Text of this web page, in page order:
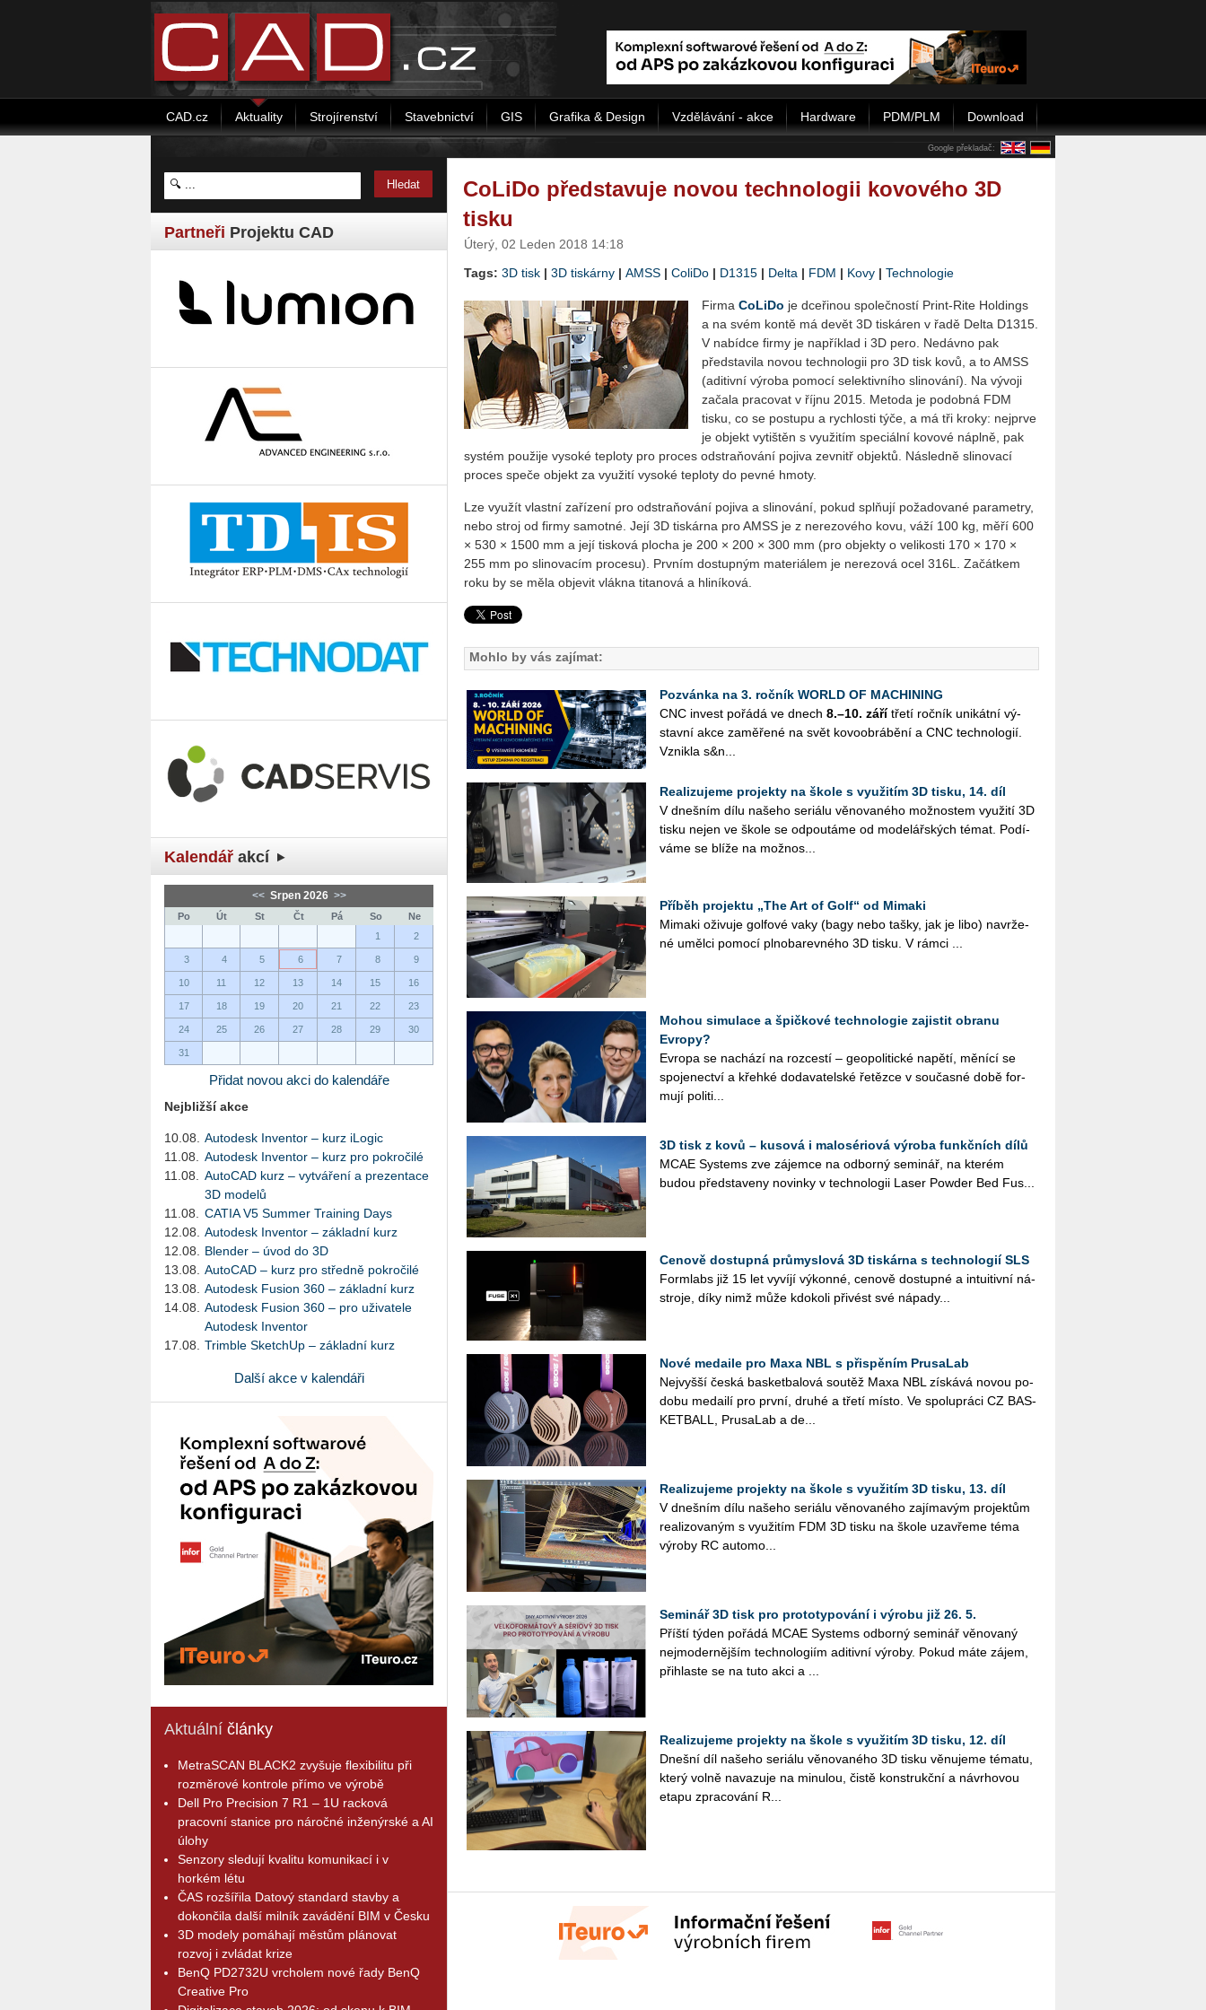
CAD.cz Aktuality Strojírenství Stavebnictví GIS Grafika & Design Vzdělávání - akce Hardware PDM/PLM Download
Google překladač:
Partneři Projektu CAD
Kalendář akcí
<< Srpen 2026 >>
Po Út St Čt Pá So
Ne
1
2
3 4 5 6 7 8 9
10 11 12 13 14 15 16
17 18 19 20 21 22 23
24 25 26 27 28 29 30
31
Přidat novou akci do kalendáře
Nejbližší akce
10.08.
Autodesk Inventor – kurz iLogic
11.08.
Autodesk Inventor – kurz pro pokročilé
11.08.
AutoCAD kurz – vytváření a prezentace
3D modelů
11.08.
CATIA V5 Summer Training Days
12.08.
Autodesk Inventor – základní kurz
12.08.
Blender – úvod do 3D
13.08.
AutoCAD – kurz pro středně pokročilé
13.08.
Autodesk Fusion 360 – základní kurz
14.08.
Autodesk Fusion 360 – pro uživatele
Autodesk Inventor
17.08.
Trimble SketchUp – základní kurz
Další akce v kalendáři
Aktuální články
MetraSCAN BLACK2 zvyšuje flexibilitu při
rozměrové kontrole přímo ve výrobě
Dell Pro Precision 7 R1 – 1U racková
pracovní stanice pro náročné inženýrské a AI
úlohy
Senzory sledují kvalitu komunikací i v
horkém létu
ČAS rozšířila Datový standard stavby a
dokončila další milník zavádění BIM v Česku
3D modely pomáhají městům plánovat
rozvoj i zvládat krize
BenQ PD2732U vrcholem nové řady BenQ
Creative Pro
CoLiDo představuje novou technologii kovového 3D
tisku
Úterý, 02 Leden 2018 14:18
Tags: 3D tisk | 3D tiskárny | AMSS | ColiDo | D1315 | Delta | FDM | Kovy | Technologie
Firma CoLiDo je dceřinou společností Print-Rite Holdings
a na svém kontě má devět 3D tiskáren v řadě Delta D1315.
V nabídce firmy je například i 3D pero. Nedávno pak
představila novou technologii pro 3D tisk kovů, a to AMSS
(aditivní výroba pomocí selektivního slinování). Na vývoji
začala pracovat v říjnu 2015. Metoda je podobná FDM
tisku, co se postupu a rychlosti týče, a má tři kroky: nejprve
je objekt vytištěn s využitím speciální kovové náplně, pak
systém použije vysoké teploty pro proces odstraňování pojiva zevnitř objektů. Následně slinovací
proces speče objekt za využití vysoké teploty do pevné hmoty.
Lze využít vlastní zařízení pro odstraňování pojiva a slinování, pokud splňují požadované parametry,
nebo stroj od firmy samotné. Její 3D tiskárna pro AMSS je z nerezového kovu, váží 100 kg, měří 600
× 530 × 1500 mm a její tisková plocha je 200 × 200 × 300 mm (pro objekty o velikosti 170 × 170 ×
255 mm po slinovacím procesu). Prvním dostupným materiálem je nerezová ocel 316L. Začátkem
roku by se měla objevit vlákna titanová a hliníková.
Mohlo by vás zajímat:
Pozvánka na 3. ročník WORLD OF MACHINING
CNC in­vest po­řá­dá ve dnech 8.–10. zářítřetí roč­ník uni­kát­ní vý­
stav­ní akce za­mě­ře­né na svět ko­vo­ob­rá­bě­ní a CNC tech­no­lo­gií.
Vznik­la s&n...
Realizujeme projekty na škole s využitím 3D tisku, 14. díl
V dneš­ním dílu na­še­ho se­ri­á­lu vě­no­va­né­ho mož­nos­tem vy­u­ži­tí 3D
tisku nejen ve škole se od­pou­tá­me od mo­de­lář­ských témat. Po­dí­
vá­me se blíže na mož­nos­...
Příběh projektu „The Art of Golf“ od Mimaki
Mi­ma­ki oži­vu­je gol­fo­vé vaky (bagy nebo tašky, jak je libo) na­vr­že­
né uměl­ci po­mo­cí pl­no­ba­rev­né­ho 3D tisku. V rámci ...
Mohou simulace a špičkové technologie zajistit obranu
Evropy?
Ev­ro­pa se na­chá­zí na roz­ces­tí – ge­o­po­li­tic­ké na­pě­tí, mě­ní­cí se
spo­je­nec­tví a křeh­ké do­da­va­tel­ské ře­těz­ce v sou­čas­né době for­
mu­jí po­li­ti­...
3D tisk z kovů – kusová i malosériová výroba funkčních dílů
MCAE Sys­tems zve zá­jem­ce na od­bor­ný se­mi­nář, na kte­rém
budou před­sta­ve­ny no­vin­ky v tech­no­lo­gii Laser Pow­der Bed Fus...
Cenově dostupná průmyslová 3D tiskárna s technologií SLS
Form­labs již 15 let vy­ví­jí vý­kon­né, ce­no­vě do­stup­né a in­tu­i­tiv­ní ná­
stro­je, díky nimž může kdo­ko­li při­vést své ná­pa­dy...
Nové medaile pro Maxa NBL s přispěním PrusaLab
Nej­vyš­ší česká bas­ket­ba­lo­vá sou­těž Maxa NBL zís­ká­vá novou po­
do­bu me­dai­lí pro první, druhé a třetí místo. Ve spo­lu­prá­ci CZ BAS­
KET­BALL, Prusa­Lab a de­...
Realizujeme projekty na škole s využitím 3D tisku, 13. díl
V dneš­ním dílu na­še­ho se­ri­á­lu vě­no­va­né­ho za­jí­ma­vým pro­jek­tům
re­a­li­zo­va­ným s vy­u­ži­tím FDM 3D tisku na škole uza­vře­me téma
vý­ro­by RC au­to­mo­...
Seminář 3D tisk pro prototypování i výrobu již 26. 5.
Příští týden po­řá­dá MCAE Sys­tems od­bor­ný se­mi­nář vě­no­va­ný
nej­mo­der­něj­ším tech­no­lo­giím adi­tiv­ní vý­ro­by. Pokud máte zájem,
při­hlas­te se na tuto akci a ...
Realizujeme projekty na škole s využitím 3D tisku, 12. díl
Dneš­ní díl na­še­ho se­ri­á­lu vě­no­va­né­ho 3D tisku vě­nu­je­me té­ma­tu,
který volně na­va­zu­je na mi­nu­lou, čistě kon­strukč­ní a ná­vr­ho­vou
etapu zpra­co­vá­ní R...